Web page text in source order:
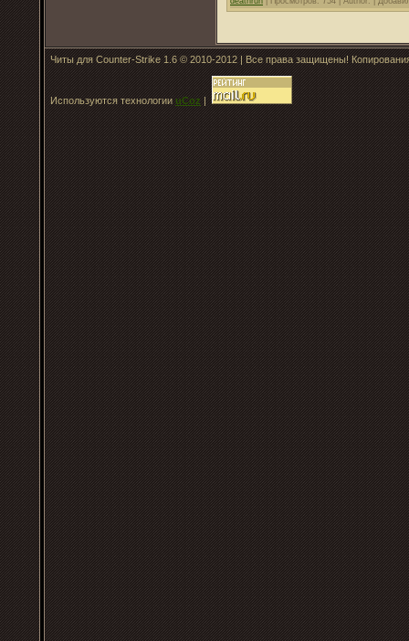
Читы для Counter-Strike 1.6 © 2010-2012 | Все права защищены!
Используются технологии uCoz |